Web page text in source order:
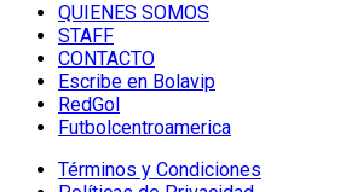
QUIENES SOMOS
STAFF
CONTACTO
Escribe en Bolavip
RedGol
Futbolcentroamerica
Términos y Condiciones